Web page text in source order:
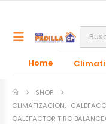
Home
SHOP
CLIMATIZACION,
CALEFACTOR TIRO